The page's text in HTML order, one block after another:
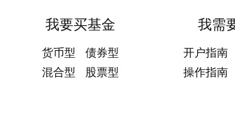
我要买基金
货币型
债券型
混合型
股票型
我需
开户指南
操作指南